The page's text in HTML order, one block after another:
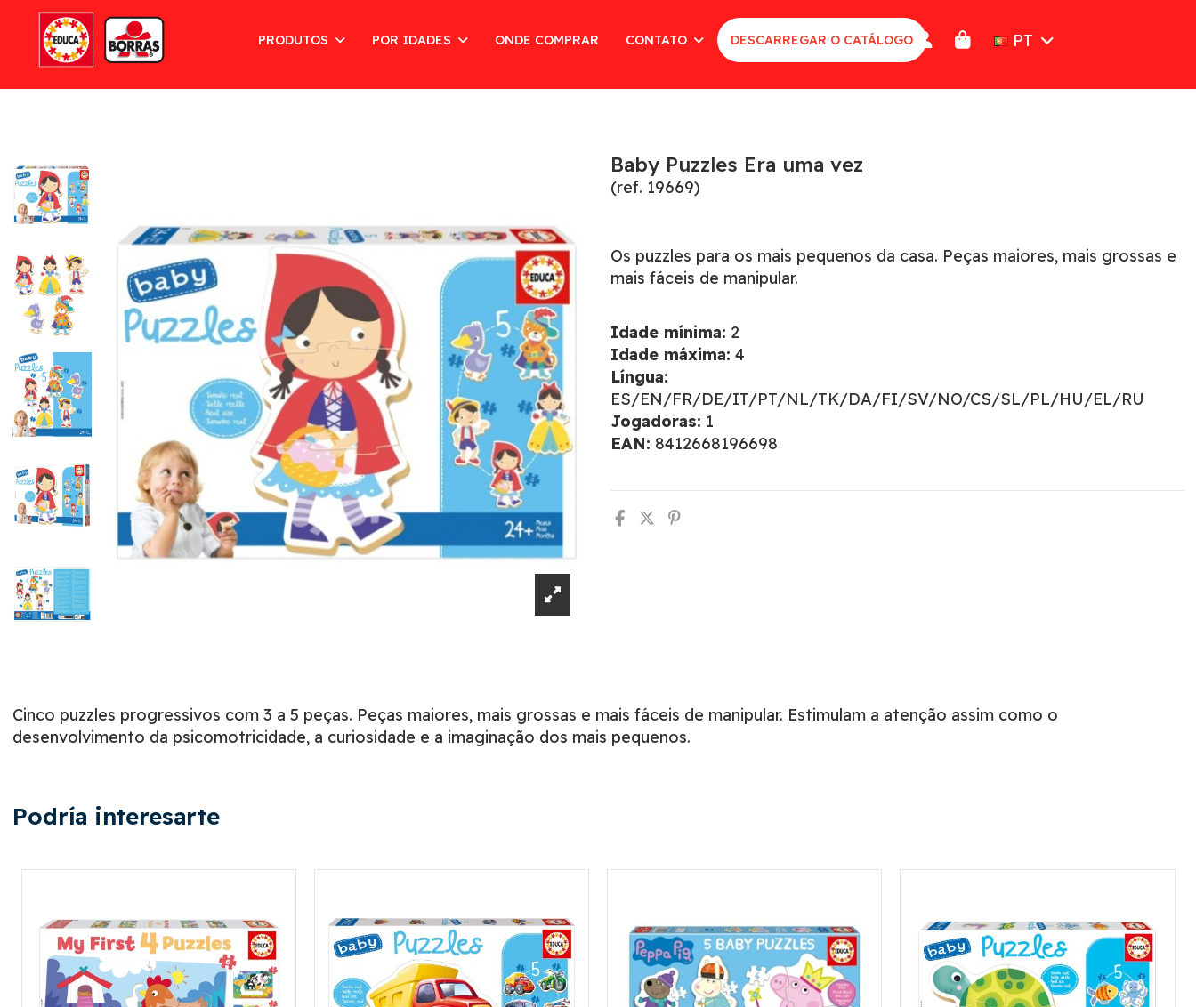
PRODUTOS POR IDADES ONDE COMPRAR CONTATO DESCARREGAR O CATÁLOGO PT
Baby Puzzles Era uma vez
(ref. 19669)
Os puzzles para os mais pequenos da casa. Peças maiores, mais grossas e
mais fáceis de manipular.
Idade mínima: 2
Idade máxima: 4
Língua:
ES/EN/FR/DE/IT/PT/NL/TK/DA/FI/SV/NO/CS/SL/PL/HU/EL/RU
Jogadoras: 1
EAN: 8412668196698
Cinco puzzles progressivos com 3 a 5 peças. Peças maiores, mais grossas e mais fáceis de manipular. Estimulam a atenção assim como o
desenvolvimento da psicomotricidade, a curiosidade e a imaginação dos mais pequenos.
Podría interesarte